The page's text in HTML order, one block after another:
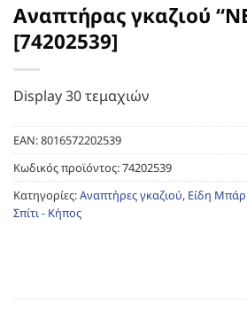
Αναπτήρας γκαζιού
[74202539]
Display 30 τεμαχιών
EAN:8016572202539
Κωδικός προϊόντος:74202539
Κατηγορίες:Αναπτήρες γκαζιού, Είδη
Σπίτι - Κήπος